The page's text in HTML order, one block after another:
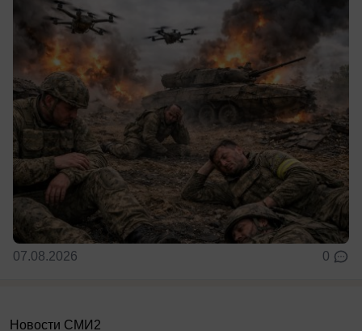
07.08.2026 0
Новости СМИ2